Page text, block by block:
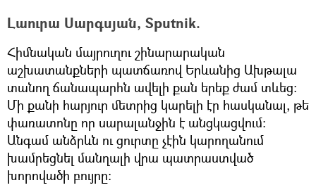
Լաուրա Սարգսյան, Sputnik.
Հիմնական մայրուղու շինարարական
աշխատանքների պատճառով Երևանից Ախթալա
տանող ճանապարհն ավելի քան երեք ժամ տևեց:
Մի քանի հարյուր մետրից կարելի էր հասկանալ, թե
փառատոնը որ սարալանջին է անցկացվում:
Անգամ անձրևն ու ցուրտը չէին կարողանում
խամրեցնել մանղալի վրա պատրաստված
խորովածի բույրը: